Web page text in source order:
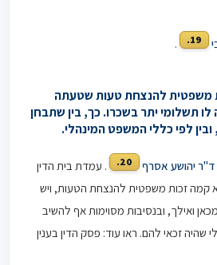
19.
.
משפטית להנצחת טעות שטעתה
תשלומי יתר בשכרו. כך, בין שתבחן
לפי כללי המשפט המינהלי.
ד"ר יהושע אסרף 20.
. עמדת בית הדין
קמה זכות משפטית להנצחת הטעות, ויש
ואילך, ובנסיבות מסוימות אף להשיב
זכאי להם. ראו עוד: פסק הדין בענין